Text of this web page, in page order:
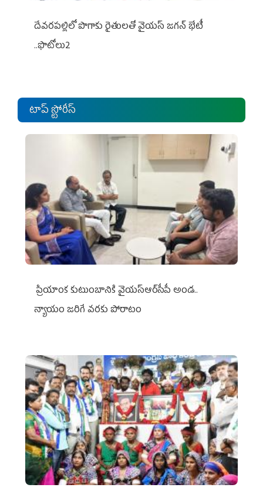
దేవరపల్లిలో పొగాకు రైతులతో వైయస్ జగన్ భేటీ
..ఫొటోలు2
టాప్ స్టోరీస్
ప్రియాంక కుటుంబానికి వైయ‌స్ఆర్‌సీపీ అండ..
న్యాయం జరిగే వరకు పోరాటం